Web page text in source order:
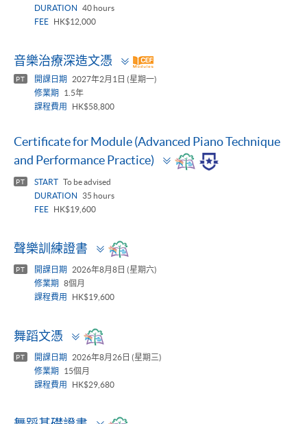
DURATION
40 hours
FEE
HK$12,000
音樂治療深造文憑
Toggle
panel
PT 開課日期
2027年2月1日 (星期一)
修業期
1.5年
課程費用
HK$58,800
Certificate for Module (Advanced Piano Technique
and Performance Practice)
Toggle
panel
PT START To be advised
DURATION
35 hours
FEE
HK$19,600
聲樂訓練證書
Toggle
panel
PT 開課日期
2026年8月8日 (星期六)
修業期
8個月
課程費用
HK$19,600
舞蹈文憑
Toggle
panel
PT 開課日期
2026年8月26日 (星期三)
修業期
15個月
課程費用
HK$29,680
Toggle